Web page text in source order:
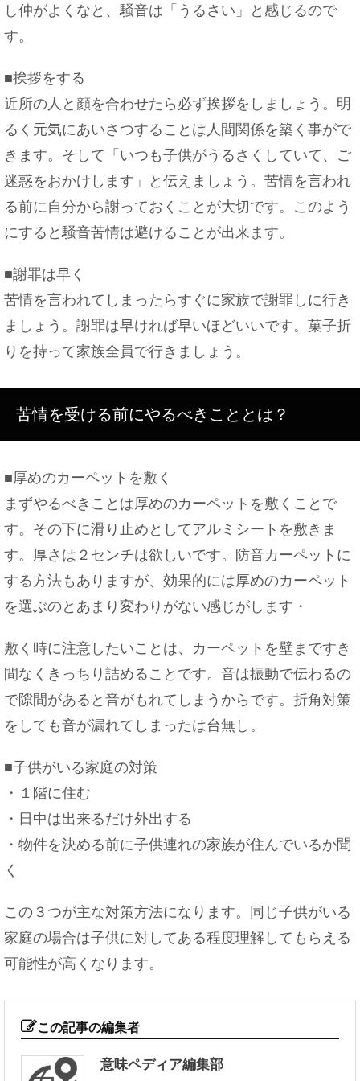
し仲がよくなと、騒音は「うるさい」と感じるので
す。
■挨拶をする
近所の人と顔を合わせたら必ず挨拶をしましょう。明
るく元気にあいさつすることは人間関係を築く事がで
きます。そして「いつも子供がうるさくしていて、ご
迷惑をおかけします」と伝えましょう。苦情を言われ
る前に自分から謝っておくことが大切です。このよう
にすると騒音苦情は避けることが出来ます。
■謝罪は早く
苦情を言われてしまったらすぐに家族で謝罪しに行き
ましょう。謝罪は早ければ早いほどいいです。菓子折
りを持って家族全員で行きましょう。
苦情を受ける前にやるべきこととは？
■厚めのカーペットを敷く
まずやるべきことは厚めのカーペットを敷くことで
す。その下に滑り止めとしてアルミシートを敷きま
す。厚さは２センチは欲しいです。防音カーペットに
する方法もありますが、効果的には厚めのカーペット
を選ぶのとあまり変わりがない感じがします・
敷く時に注意したいことは、カーペットを壁まですき
間なくきっちり詰めることです。音は振動で伝わるの
で隙間があると音がもれてしまうからです。折角対策
をしても音が漏れてしまったは台無し。
■子供がいる家庭の対策
・１階に住む
・日中は出来るだけ外出する
・物件を決める前に子供連れの家族が住んでいるか聞
く
この３つが主な対策方法になります。同じ子供がいる
家庭の場合は子供に対してある程度理解してもらえる
可能性が高くなります。
この記事の編集者
意味ペディア編集部